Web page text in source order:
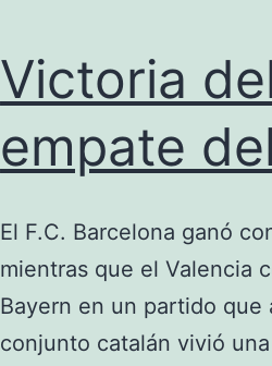
Victoria
empate
El F.C. Barcelona ganó
mientras que el Valencia
Bayern en un partido que
conjunto catalán vivió